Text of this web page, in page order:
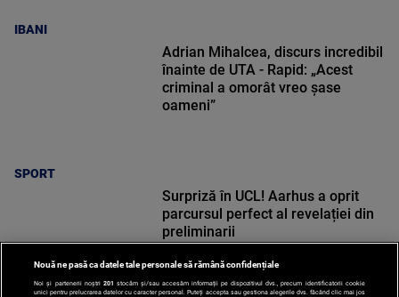
IBANI
SPORT
Adrian Mihalcea, discurs incredibil
înainte de UTA - Rapid: „Acest
criminal a omorât vreo șase
oameni”
Surpriză în UCL! Aarhus a oprit
parcursul perfect al revelației din
preliminarii
Nouă ne pasă ca datele tale personale să rămână confidențiale
Noi și partenerii noștri 201 stocăm și/sau accesăm informații pe dispozitivul dvs., precum identificatorii cookie
unici pentru prelucrarea datelor cu caracter personal. Puteți accepta sau gestiona alegerile dvs. făcând clic mai jos